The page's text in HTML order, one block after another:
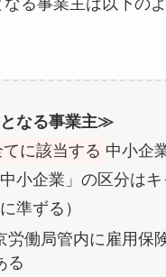
る事業主は以下の
なる事業主≫
てに該当する 中小企
小企業」の区分は
準ずる）
労働局管内に雇用保
る